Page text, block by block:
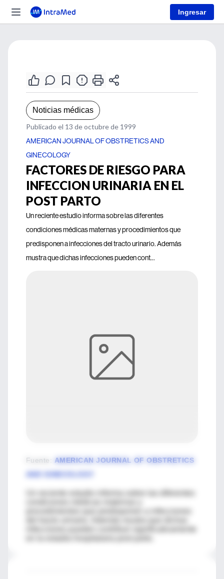
Ingresar
Noticias médicas
Publicado el 13 de octubre de 1999
AMERICAN JOURNAL OF OBSTRETICS AND
GINECOLOGY
FACTORES DE RIESGO PARA
INFECCION URINARIA EN EL
POST PARTO
Un reciente estudio informa sobre las diferentes
condiciones médicas maternas y procedimientos que
predisponen a infecciones del tracto urinario. Además
mustra que dichas infecciones pueden cont...
Fuente
AMERICAN JOURNAL OF OBSTRETICS